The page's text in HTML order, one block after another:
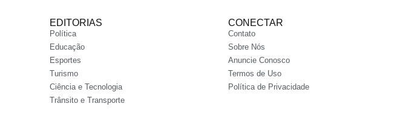
EDITORIAS
Política
Educação
Esportes
Turismo
Ciência e Tecnologia
Trânsito e Transporte
CONECTAR
Contato
Sobre Nós
Anuncie Conosco
Termos de Uso
Política de Privacidade